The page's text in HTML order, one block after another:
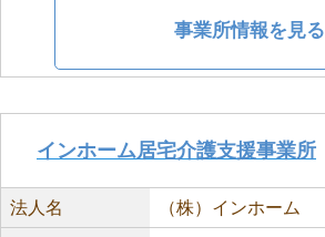
事業所情報を見る
インホーム居宅介護支援事業所
法人名 （株）インホーム